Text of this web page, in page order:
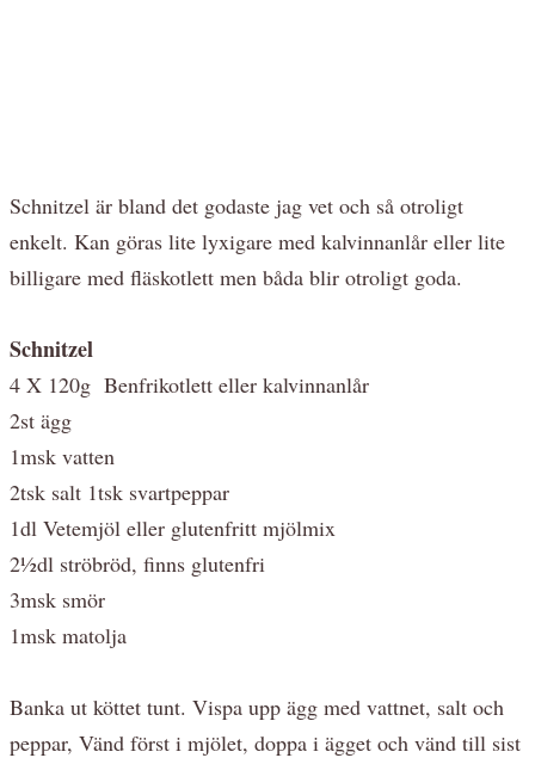
Schnitzel är bland det godaste jag vet och så otroligt
enkelt. Kan göras lite lyxigare med kalvinnanlår eller lite
billigare med fläskotlett men båda blir otroligt goda.
Schnitzel
4 X 120g Benfrikotlett eller kalvinnanlår
2st ägg
1msk vatten
2tsk salt 1tsk svartpeppar
1dl Vetemjöl eller glutenfritt mjölmix
2½dl ströbröd, finns glutenfri
3msk smör
1msk matolja
Banka ut köttet tunt. Vispa upp ägg med vattnet, salt och
peppar, Vänd först i mjölet, doppa i ägget och vänd till sist